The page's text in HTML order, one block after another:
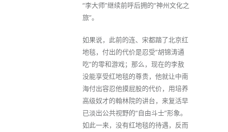
“李大师”继续前呼后拥的“神州文化之
旅”。
如果说，此前的连、宋都踏了北京红
地毯，付出的代价是忍受“胡锦涛通
吃”的零和游戏；那么，现在的李敖
没能享受红地毯的尊贵，他就让中南
海付出容忍他摸屁股的代价，用培养
高级奴才的翰林院的讲台，来复活早
已淡出公共视野的“自由斗士”形象。
如此一来，没有红地毯的待遇，反而